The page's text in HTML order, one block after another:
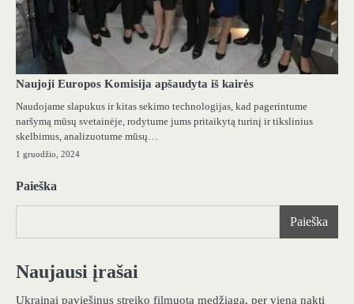
Naujoji Europos Komisija apšaudyta iš kairės
Naudojame slapukus ir kitas sekimo technologijas, kad pagerintume
naršymą mūsų svetainėje, rodytume jums pritaikytą turinį ir tikslinius
skelbimus, analizuotume mūsų…
1 gruodžio, 2024
Paieška
Paieška
Naujausi įrašai
Ukrainai paviešinus streiko filmuotą medžiagą, per vieną naktį